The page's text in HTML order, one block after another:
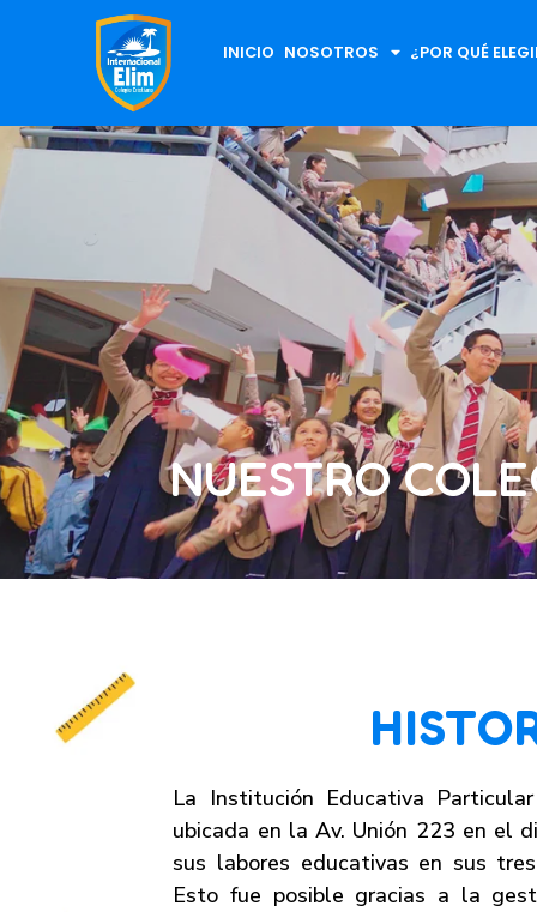
INICIO NOSOTROS ¿POR QUÉ
NUESTRO
La Institución Educativa
ubicada en la Av. Unión 223 en el
sus labores educativas en sus
Esto fue posible gracias a la